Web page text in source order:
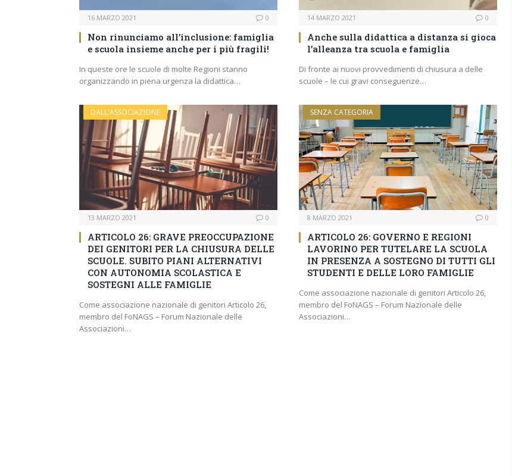
16 MARZO 2021 0
Non rinunciamo all’inclusione: famiglia
e scuola insieme anche per i più fragili!
In queste ore le scuole di molte Regioni stanno
organizzando in piena urgenza la didattica…
14 MARZO 2021 0
Anche sulla didattica a distanza si gioca
l’alleanza tra scuola e famiglia
Di fronte ai nuovi provvedimenti di chiusura a delle
scuole – le cui gravi conseguenze…
DALL'ASSOCIAZIONE
13 MARZO 2021 0
ARTICOLO 26: GRAVE PREOCCUPAZIONE
DEI GENITORI PER LA CHIUSURA DELLE
SCUOLE. SUBITO PIANI ALTERNATIVI
CON AUTONOMIA SCOLASTICA E
SOSTEGNI ALLE FAMIGLIE
Come associazione nazionale di genitori Articolo 26,
membro del FoNAGS – Forum Nazionale delle
Associazioni…
SENZA CATEGORIA
8 MARZO 2021 0
ARTICOLO 26: GOVERNO E REGIONI
LAVORINO PER TUTELARE LA SCUOLA
IN PRESENZA A SOSTEGNO DI TUTTI GLI
STUDENTI E DELLE LORO FAMIGLIE
Come associazione nazionale di genitori Articolo 26,
membro del FoNAGS – Forum Nazionale delle
Associazioni…